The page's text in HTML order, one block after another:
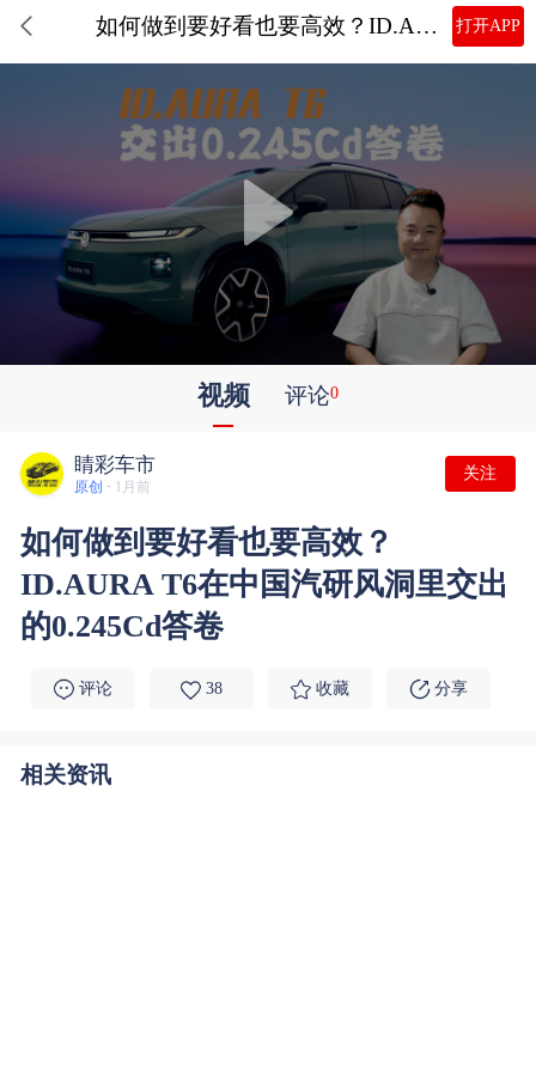
如何做到要好看也要高效？ID.AURA T6在中国汽研风洞里交出的0.245Cd答卷 打开APP
视频 评论0
睛彩车市
原创 · 1月前
关注
如何做到要好看也要高效？
ID.AURA T6在中国汽研风洞里交出
的0.245Cd答卷
评论 38 收藏 分享
相关资讯